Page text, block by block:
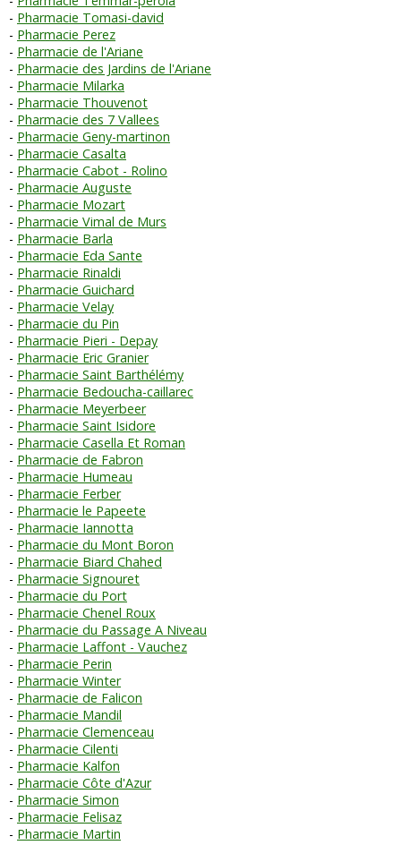
Pharmacie Tomasi-david
Pharmacie Perez
Pharmacie de l'Ariane
Pharmacie des Jardins de l'Ariane
Pharmacie Milarka
Pharmacie Thouvenot
Pharmacie des 7 Vallees
Pharmacie Geny-martinon
Pharmacie Casalta
Pharmacie Cabot - Rolino
Pharmacie Auguste
Pharmacie Mozart
Pharmacie Vimal de Murs
Pharmacie Barla
Pharmacie Eda Sante
Pharmacie Rinaldi
Pharmacie Guichard
Pharmacie Velay
Pharmacie du Pin
Pharmacie Pieri - Depay
Pharmacie Eric Granier
Pharmacie Saint Barthélémy
Pharmacie Bedoucha-caillarec
Pharmacie Meyerbeer
Pharmacie Saint Isidore
Pharmacie Casella Et Roman
Pharmacie de Fabron
Pharmacie Humeau
Pharmacie Ferber
Pharmacie le Papeete
Pharmacie Iannotta
Pharmacie du Mont Boron
Pharmacie Biard Chahed
Pharmacie Signouret
Pharmacie du Port
Pharmacie Chenel Roux
Pharmacie du Passage A Niveau
Pharmacie Laffont - Vauchez
Pharmacie Perin
Pharmacie Winter
Pharmacie de Falicon
Pharmacie Mandil
Pharmacie Clemenceau
Pharmacie Cilenti
Pharmacie Kalfon
Pharmacie Côte d'Azur
Pharmacie Simon
Pharmacie Felisaz
Pharmacie Martin